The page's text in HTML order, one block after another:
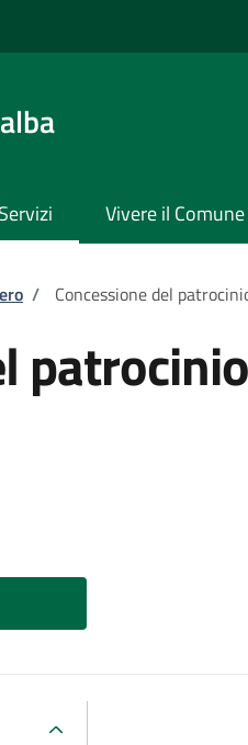
Servizi Vivere il Comune
/ Concessione del
patrocinio